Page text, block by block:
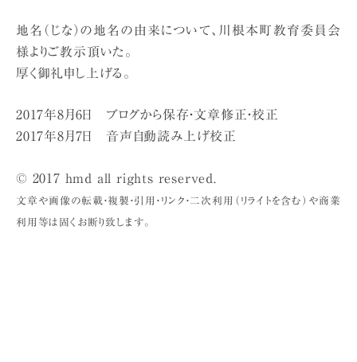
地名（じな）の地名の由来について、川根本町教育委員会
様よりご教示頂いた。
厚く御礼申し上げる。
2017年8月6日 ブログから保存・文章修正・校正
2017年8月7日 音声自動読み上げ校正
© 2017 hmd all rights reserved.
文章や画像の転載・複製・引用・リンク・二次利用（リライトを含む）や商業
利用等は固くお断り致します。